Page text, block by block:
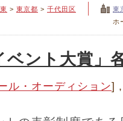
> 東京都 > 千代田区
東
ホ
ベント大賞」
ル・オーディション]